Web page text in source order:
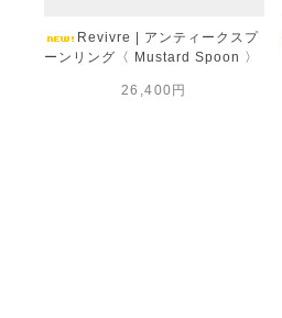
Revivre | アンティークスプ
ーンリング〈 Mustard Spoon 〉
26,400円